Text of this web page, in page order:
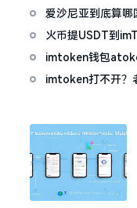
爱沙尼亚到底算哪
小国
火币提USDT到
imtoken钱包
imtoken打不开？